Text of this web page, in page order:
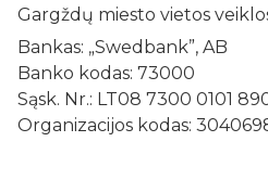
Gargždų miesto vietos
Bankas: „Swedbank”, AB
Banko kodas: 73000
Sąsk. Nr.: LT08 7300 0101
Organizacijos kodas: